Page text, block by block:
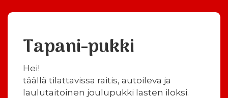
Tapani-pukki
Hei!
täällä tilattavissa raitis, autoileva ja
laulutaitoinen joulupukki lasten iloksi.